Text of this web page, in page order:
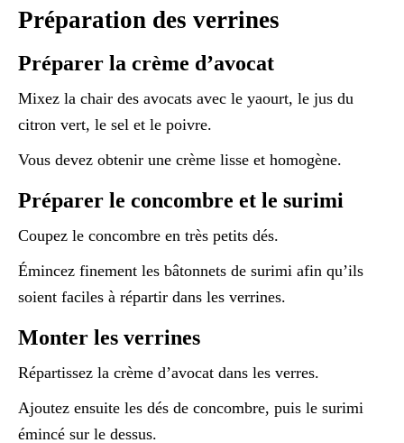
Préparation des verrines
Préparer la crème d’avocat
Mixez la chair des avocats avec le yaourt, le jus du
citron vert, le sel et le poivre.
Vous devez obtenir une crème lisse et homogène.
Préparer le concombre et le surimi
Coupez le concombre en très petits dés.
Émincez finement les bâtonnets de surimi afin qu’ils
soient faciles à répartir dans les verrines.
Monter les verrines
Répartissez la crème d’avocat dans les verres.
Ajoutez ensuite les dés de concombre, puis le surimi
émincé sur le dessus.